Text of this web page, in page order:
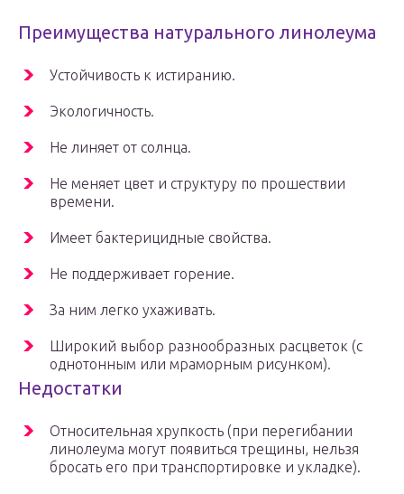
Преимущества натурального линолеума
Устойчивость к истиранию.
Экологичность.
Не линяет от солнца.
Не меняет цвет и структуру по прошествии
времени.
Имеет бактерицидные свойства.
Не поддерживает горение.
За ним легко ухаживать.
Широкий выбор разнообразных расцветок (с
однотонным или мраморным рисунком).
Недостатки
Относительная хрупкость (при перегибании
линолеума могут появиться трещины, нельзя
бросать его при транспортировке и укладке).